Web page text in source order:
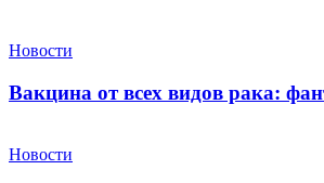
Новости
Вакцина от всех видов рака:
Новости